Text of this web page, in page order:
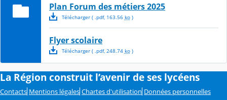
Plan Forum des métiers 2025
Télécharger( .pdf, 163.56 ko)
Flyer scolaire
Télécharger( .pdf, 248.74 ko)
La Région construit l’avenir de ses lycéens
Contacts Mentions légales Chartes d'utilisation Données personnelles